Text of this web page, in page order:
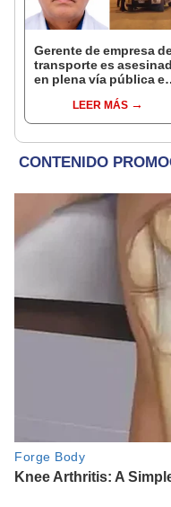
Gerente de empresa
transporte es
en plena vía pública en
sobrevivió al ataque
LEER MÁS